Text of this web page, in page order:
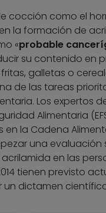
cocción como el
la formación de
«probable
su contenido en
galletas o
de las tareas
Los expertos
Alimentaria
la Cadena
una evaluación
en las
tienen previsto
un dictamen